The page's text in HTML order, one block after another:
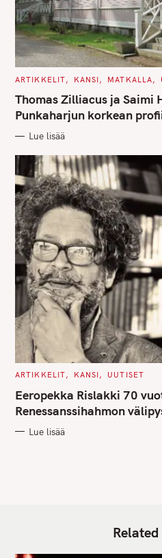
C
T
E
G
O
I
S
ARTIKKELIT KANSI MATKALLA
Thomas Zilliacus ja Saimi
Punkaharjun korkean
Lue lisää
C
T
E
G
O
I
ARTIKKELIT KANSI UUTISET
Eeropekka Rislakki 70
Renessanssihahmon
Lue lisää
Related